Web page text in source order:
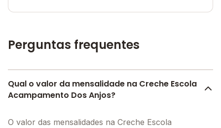
Perguntas frequentes
Qual o valor da mensalidade na Creche Escola
Acampamento Dos Anjos?
O valor das mensalidades na Creche Escola